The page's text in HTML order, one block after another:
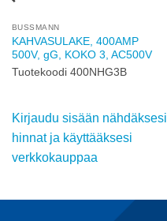
BUSSMANN
KAHVASULAKE, 400AMP
500V, gG, KOKO 3, AC500V
Tuotekoodi 400NHG3B
Kirjaudu sisään nähdäksesi
hinnat ja käyttääksesi
verkkokauppaa